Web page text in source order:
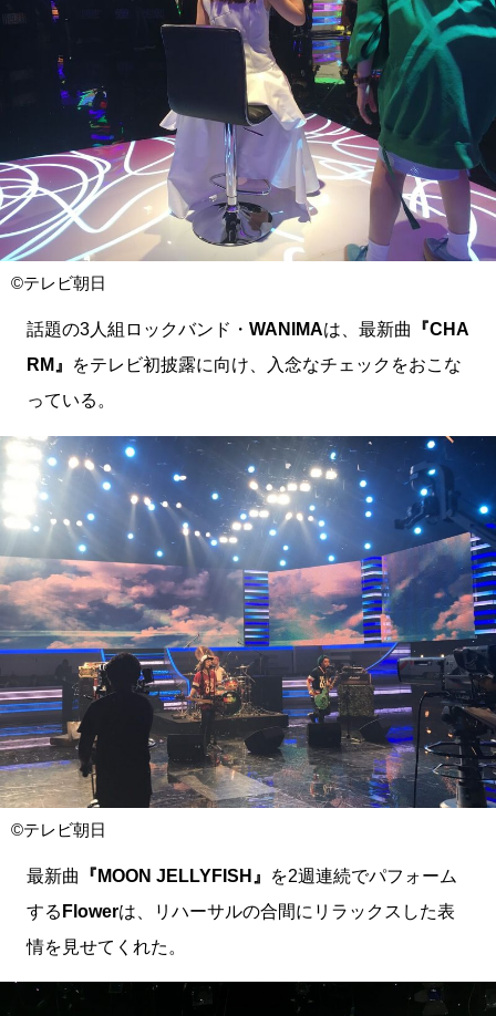
©テレビ朝日
話題の3人組ロックバンド・ WANIMAは、最新曲
『CHA
RM』
をテレビ初披露に向け、入念なチェックをおこな
っている。
©テレビ朝日
最新曲 『MOON JELLYFISH』
を2週連続でパフォーム
するFlowerは、リハーサルの合間にリラックスした表
情を見せてくれた。